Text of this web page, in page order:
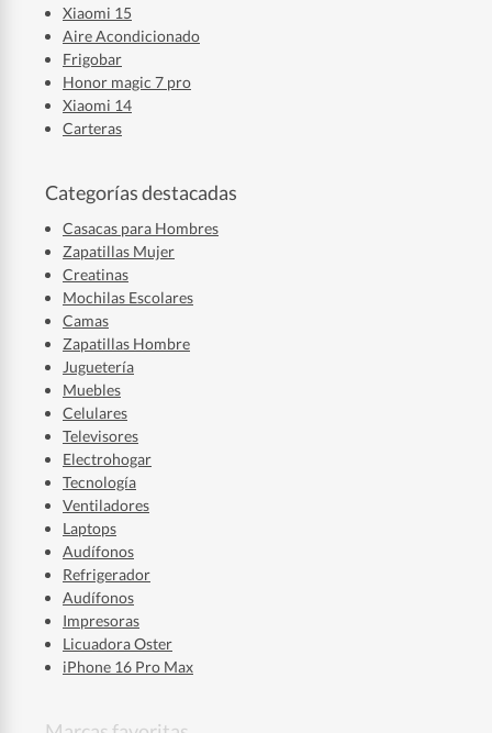
Xiaomi 15
Aire Acondicionado
Frigobar
Honor magic 7 pro
Xiaomi 14
Carteras
Categorías destacadas
Casacas para Hombres
Zapatillas Mujer
Creatinas
Mochilas Escolares
Camas
Zapatillas Hombre
Juguetería
Muebles
Celulares
Televisores
Electrohogar
Tecnología
Ventiladores
Laptops
Audífonos
Refrigerador
Audífonos
Impresoras
Licuadora Oster
iPhone 16 Pro Max